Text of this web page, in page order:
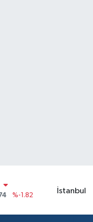
%0.02
%0.19
İstanbul